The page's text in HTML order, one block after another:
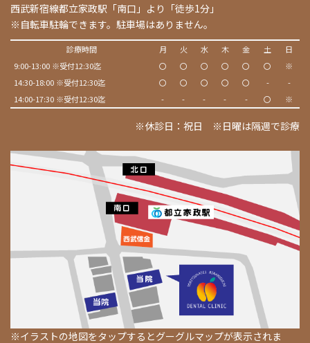
西武新宿線都立家政駅「南口」より「徒歩1分」
※自転車駐輪できます。駐車場はありません。
診療時間 月 火 水 木 金 土
日
9:00-13:00 ※受付12:30迄
〇 〇 〇 〇 〇 〇
※
14:30-18:00 ※受付12:30迄
〇 〇 〇 〇 〇 -
-
14:00-17:30 ※受付12:30迄
- - - - - 〇 ※
※休診日：祝日 ※日曜は隔週で診療
※イラストの地図をタップするとグーグルマップが表示されま